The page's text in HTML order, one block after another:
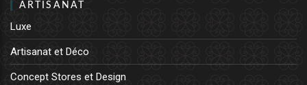
ARTISANAT
Luxe
Artisanat et Déco
Concept Stores et Design